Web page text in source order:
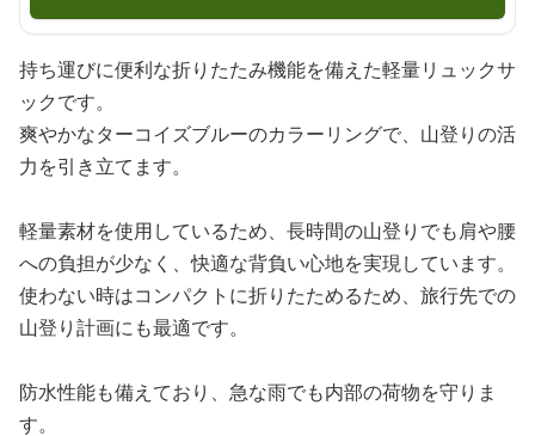
持ち運びに便利な折りたたみ機能を備えた軽量リュックサ
ックです。
爽やかなターコイズブルーのカラーリングで、山登りの活
力を引き立てます。
軽量素材を使用しているため、長時間の山登りでも肩や腰
への負担が少なく、快適な背負い心地を実現しています。
使わない時はコンパクトに折りたためるため、旅行先での
山登り計画にも最適です。
防水性能も備えており、急な雨でも内部の荷物を守りま
す。